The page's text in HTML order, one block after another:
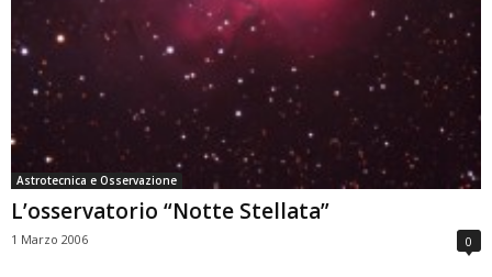
Astrotecnica e Osservazione
L’osservatorio “Notte Stellata”
1 Marzo 2006 0